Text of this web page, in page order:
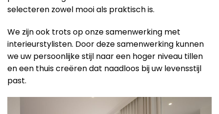
selecteren zowel mooi als praktisch is.
We zijn ook trots op onze samenwerking met
interieurstylisten. Door deze samenwerking kunnen
we uw persoonlijke stijl naar een hoger niveau tillen
en een thuis creëren dat naadloos bij uw levensstijl
past.